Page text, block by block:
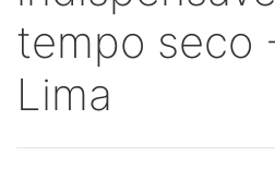
tempo seco
Lima